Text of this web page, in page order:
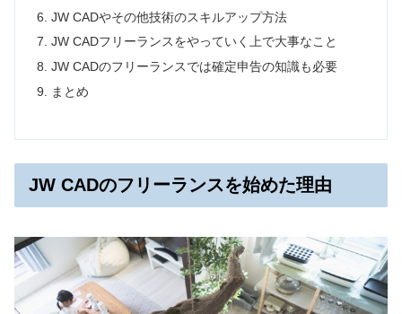
JW CADやその他技術のスキルアップ方法
JW CADフリーランスをやっていく上で大事なこと
JW CADのフリーランスでは確定申告の知識も必要
まとめ
JW CADのフリーランスを始めた理由